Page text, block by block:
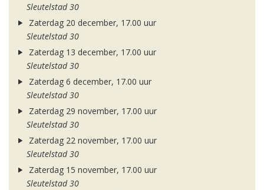
Sleutelstad 30
Zaterdag 20 december, 17.00 uur
Sleutelstad 30
Zaterdag 13 december, 17.00 uur
Sleutelstad 30
Zaterdag 6 december, 17.00 uur
Sleutelstad 30
Zaterdag 29 november, 17.00 uur
Sleutelstad 30
Zaterdag 22 november, 17.00 uur
Sleutelstad 30
Zaterdag 15 november, 17.00 uur
Sleutelstad 30